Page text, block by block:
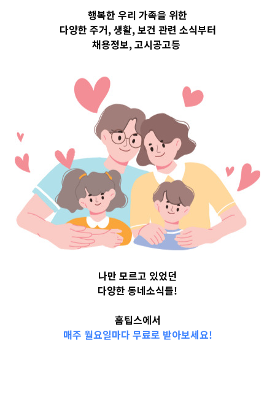
경기도하남시
Top 3 및 주간 소
식 – 20230530
2023-05-30
readybaby-admin
행복한 우리 가족을 위한
다양한 주거, 생활, 보건 관련 소식부터
채용정보, 고시공고등
나만 모르고 있었던
다양한 동네소식들!
홈팁스에서
매주 월요일마다 무료로 받아보세요!